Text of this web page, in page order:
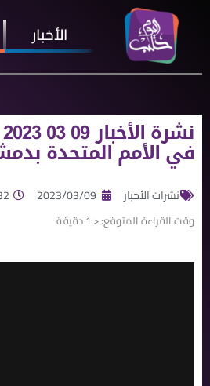
الأخبار
في الأمم المتحدة
نشرات الأخبار 2023/03/09
وقت القراءة المتوقع:< 1 دقيقة